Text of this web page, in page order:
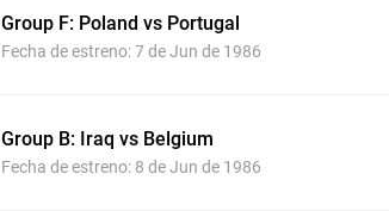
Group F: Poland vs Portugal
Fecha de estreno: 7 de Jun de 1986
Group B: Iraq vs Belgium
Fecha de estreno: 8 de Jun de 1986